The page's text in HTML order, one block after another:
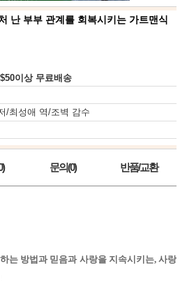
난 부부 관계를 회복시키는 가트맨식
이상 무료배송
/최성애 역/조벽 감수
문의(0) 반품/교환
는 방법과 믿음과 사랑을 지속시키는, 사랑